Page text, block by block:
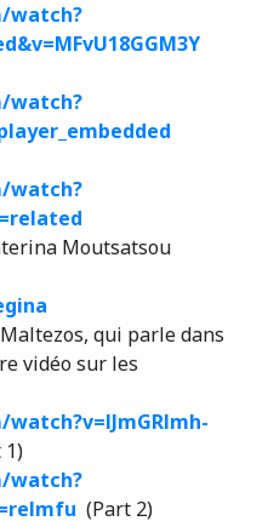
watch?
watch?
watch?
Moutsatsou
qui parle dans
vidéo sur les
1)
watch?
(Part 2)